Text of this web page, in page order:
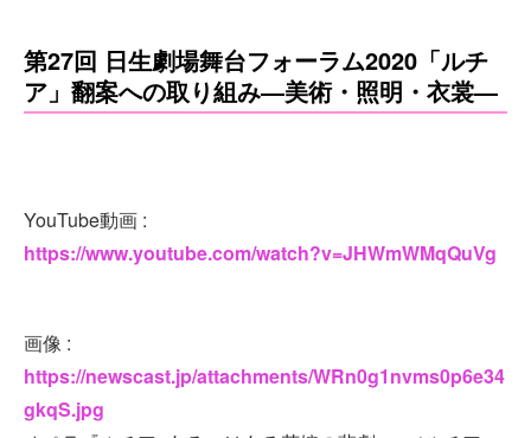
第27回 日生劇場舞台フォーラム2020「ルチ
ア」翻案への取り組み―美術・照明・衣裳―
YouTube動画 :
https://www.youtube.com/watch?v=JHWmWMqQuVg
画像 :
https://newscast.jp/attachments/WRn0g1nvms0p6e34
gkqS.jpg